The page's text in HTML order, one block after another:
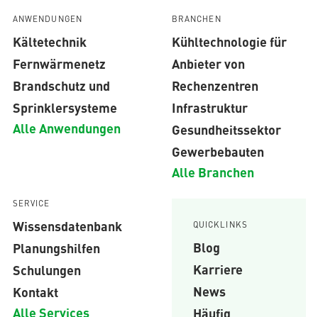
ANWENDUNGEN
Kältetechnik
Fernwärmenetz
Brandschutz und
Sprinklersysteme
Alle Anwendungen
BRANCHEN
Kühltechnologie für
Anbieter von
Rechenzentren
Infrastruktur
Gesundheitssektor
Gewerbebauten
Alle Branchen
SERVICE
Wissensdatenbank
Planungshilfen
Schulungen
Kontakt
Alle Services
QUICKLINKS
Blog
Karriere
News
Häufig